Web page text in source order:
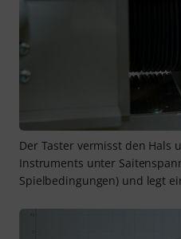
Der Taster vermisst den Hals
Instruments unter
Spielbedingungen) und legt